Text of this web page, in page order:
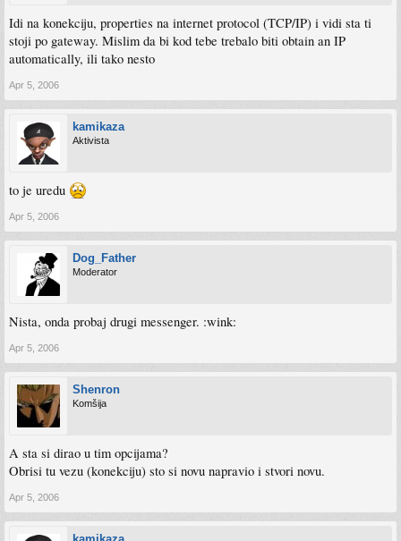
Idi na konekciju, properties na internet protocol (TCP/IP) i vidi sta ti
stoji po gateway. Mislim da bi kod tebe trebalo biti obtain an IP
automatically, ili tako nesto
Apr 5, 2006
kamikaza
Aktivista
to je uredu
Apr 5, 2006
Dog_Father
Moderator
Nista, onda probaj drugi messenger. :wink:
Apr 5, 2006
Shenron
Komšija
A sta si dirao u tim opcijama?
Obrisi tu vezu (konekciju) sto si novu napravio i stvori novu.
Apr 5, 2006